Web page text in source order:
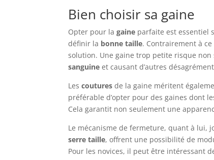
Bien choisir sa gaine
Opter pour lagaine parfaite est essentiel
définir la bonne taille. Contrairement à
solution. Une gaine trop petite risque
sanguine et causant d’autres
Lescoutures de la gaine méritent
préférable d’opter pour des gaines dont
Cela garantit non seulement une
Le mécanisme de fermeture, quant à lui,
serre taille, offrent une possibilité de
Pour les novices, il peut être intéressant